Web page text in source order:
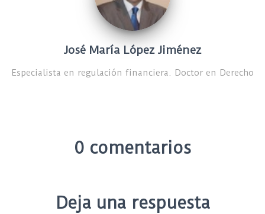
José María López Jiménez
Especialista en regulación financiera. Doctor en Derecho
0 comentarios
Deja una respuesta